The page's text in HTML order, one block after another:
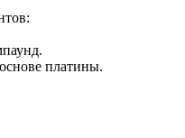
платины.